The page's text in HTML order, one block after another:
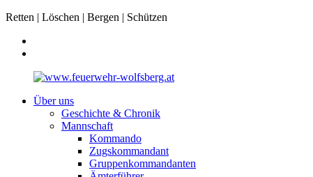
Retten | Löschen | Bergen | Schützen
Über uns
Geschichte & Chronik
Mannschaft
Kommando
Zugskommandant
Gruppenkommandanten